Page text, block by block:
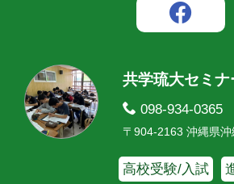
共学琉大セミナ
098-934-0365
〒904-2163 沖縄県
高校受験/入試